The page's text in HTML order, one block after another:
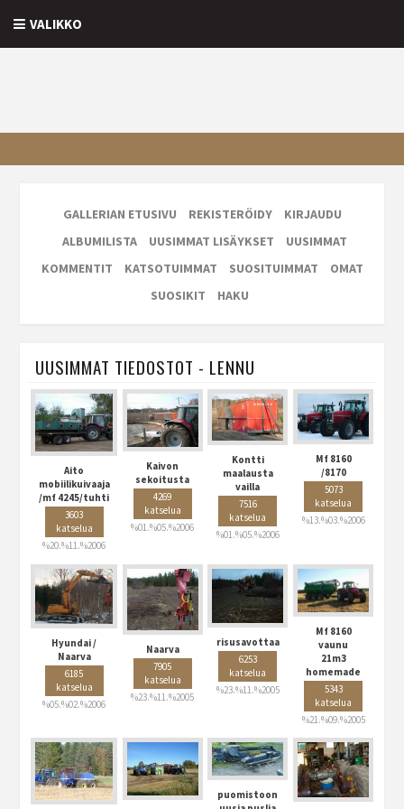
VALIKKO
GALLERIAN ETUSIVU REKISTERÖIDY
KIRJAUDU
ALBUMILISTA
UUSIMMAT LISÄYKSET
UUSIMMAT
KOMMENTIT
KATSOTUIMMAT SUOSITUIMMAT
OMAT
SUOSIKIT
HAKU
UUSIMMAT TIEDOSTOT - LENNU
Aito
mobiilikuivaaja
/mf 4245/tuhti
3603
katselua
%20.%11.%2006
Kaivon
sekoitusta
4269
katselua
%01.%05.%2006
Kontti
maalausta
vailla
7516
katselua
%01.%05.%2006
Mf 8160
/8170
5073
katselua
%13.%03.%2006
Hyundai /
Naarva
6185
katselua
%05.%02.%2006
Naarva
7905
katselua
%23.%11.%2005
risusavottaa
6253
katselua
%23.%11.%2005
Mf 8160
vaunu
21m3
homemade
5343
katselua
%21.%09.%2005
puomistoon